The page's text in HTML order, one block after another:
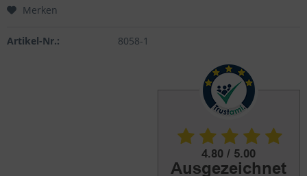
Merken
Artikel-Nr.: 8058-1